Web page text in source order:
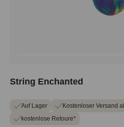
String Enchanted
Auf Lager
Kostenloser Versand
kostenlose Retoure*